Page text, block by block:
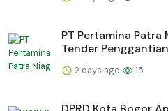
PT Pertamina Patra
Tender Penggantian
2 days ago 15